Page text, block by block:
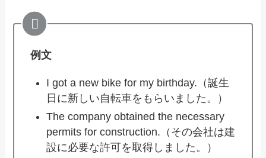
例文
I got a new bike for my birthday.（誕生
日に新しい自転車をもらいました。）
The company obtained the necessary
permits for construction.（その会社は建
設に必要な許可を取得しました。）